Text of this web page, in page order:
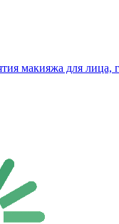
макияжа для лица,